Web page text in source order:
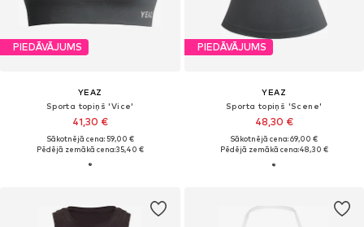
PIEDĀVĀJUMS
YEAZ
Sporta topiņš 'Vice'
41,30 €
Sākotnējā cena: 59,00 €
Pēdējā zemākā cena:35,40 €
PIEDĀVĀJUMS
YEAZ
Sporta topiņš 'Scene'
48,30 €
Sākotnējā cena: 69,00 €
Pēdējā zemākā cena:48,30 €